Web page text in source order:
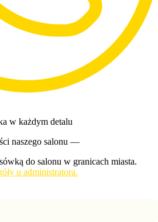
w każdym detalu
naszego salonu —
do salonu w granicach miasta.
u administratora.